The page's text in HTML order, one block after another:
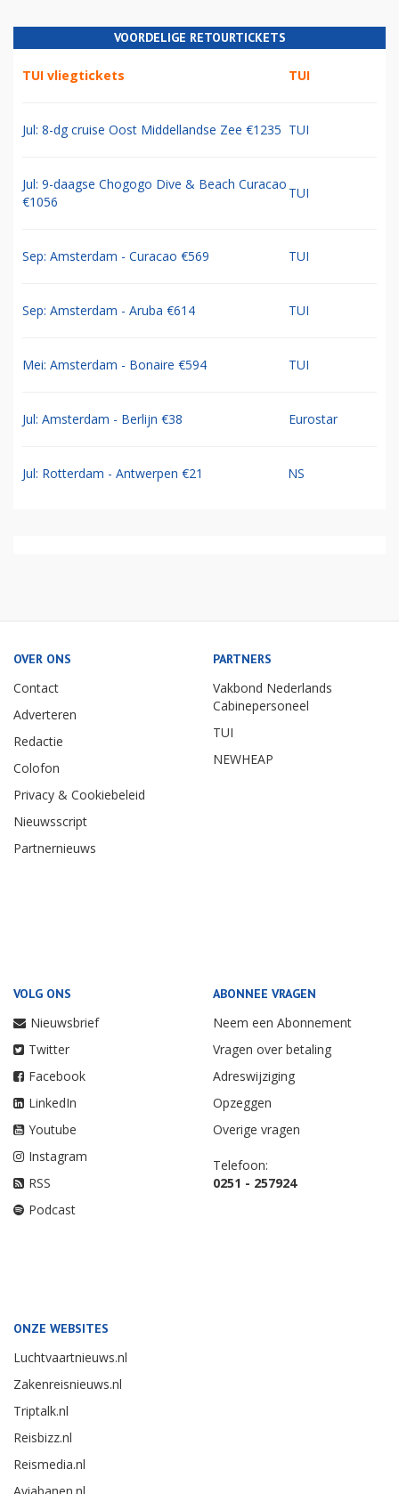
VOORDELIGE RETOURTICKETS
TUI vliegtickets TUI
Jul: 8-dg cruise Oost Middellandse Zee €1235 TUI
Jul: 9-daagse Chogogo Dive & Beach Curacao
€1056
TUI
Sep: Amsterdam - Curacao €569 TUI
Sep: Amsterdam - Aruba €614 TUI
Mei: Amsterdam - Bonaire €594 TUI
Jul: Amsterdam - Berlijn €38 Eurostar
Jul: Rotterdam - Antwerpen €21 NS
OVER ONS
Contact
Adverteren
Redactie
Colofon
Privacy & Cookiebeleid
Nieuwsscript
Partnernieuws
PARTNERS
Vakbond Nederlands
Cabinepersoneel
TUI
NEWHEAP
VOLG ONS
Nieuwsbrief
Twitter
Facebook
LinkedIn
Youtube
Instagram
RSS
Podcast
ABONNEE VRAGEN
Neem een Abonnement
Vragen over betaling
Adreswijziging
Opzeggen
Overige vragen
Telefoon:
0251 - 257924
ONZE WEBSITES
Luchtvaartnieuws.nl
Zakenreisnieuws.nl
Triptalk.nl
Reisbizz.nl
Reismedia.nl